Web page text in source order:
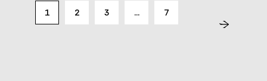
1 2 3 … 7